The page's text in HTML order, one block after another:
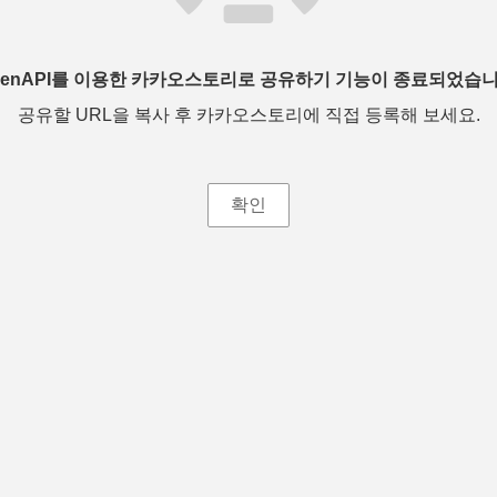
를 이용한 카카오스토리로 공유하기 기능이 종료되었습
공유할 URL을 복사 후 카카오스토리에 직접 등록해 보세요.
확인